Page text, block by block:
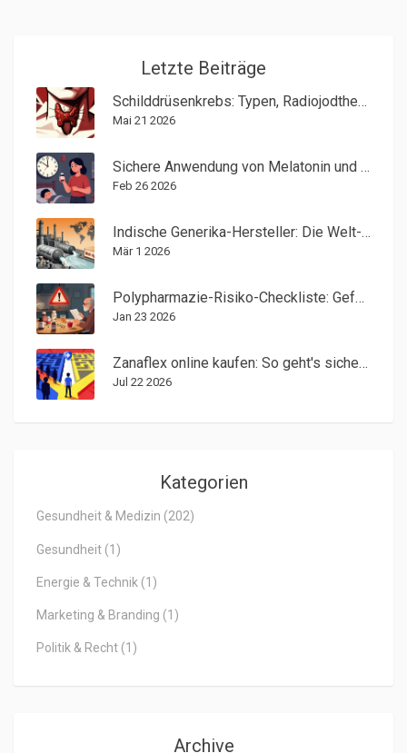
Letzte Beiträge
Schilddrüsenkrebs: Typen, Radiojodtherapie und Schilddrüsenentfernung
Mai 21 2026
Sichere Anwendung von Melatonin und Schlafmitteln bei Kindern: Das sollten Eltern wissen
Feb 26 2026
Indische Generika-Hersteller: Die Welt-Apotheke und ihre Exporte
Mär 1 2026
Polypharmazie-Risiko-Checkliste: Gefährliche Medikamentenkombinationen erkennen
Jan 23 2026
Zanaflex online kaufen: So geht's sicher, legal und günstig (2026)
Jul 22 2026
Kategorien
Gesundheit & Medizin (202)
Gesundheit (1)
Energie & Technik (1)
Marketing & Branding (1)
Politik & Recht (1)
Archive